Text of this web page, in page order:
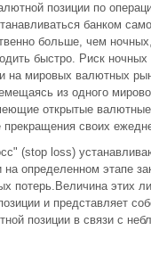
позиции по
банком
больше, чем
быстро. Риск
на мировых валютных
из одного
открытые валютные
своих
(stop loss)
на определенном этапе
потерь.Величина этих
и представляет
позиции в связи с